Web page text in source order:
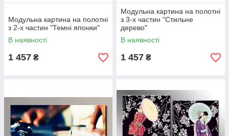
Модульна картина на полотні
з 2-х частин "Темні японки"
В наявності
1 457 ₴
Модульна картина на полотні
з 3-х частин "Стильне
дерево"
В наявності
1 457 ₴